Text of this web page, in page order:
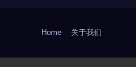
Home 关于我们